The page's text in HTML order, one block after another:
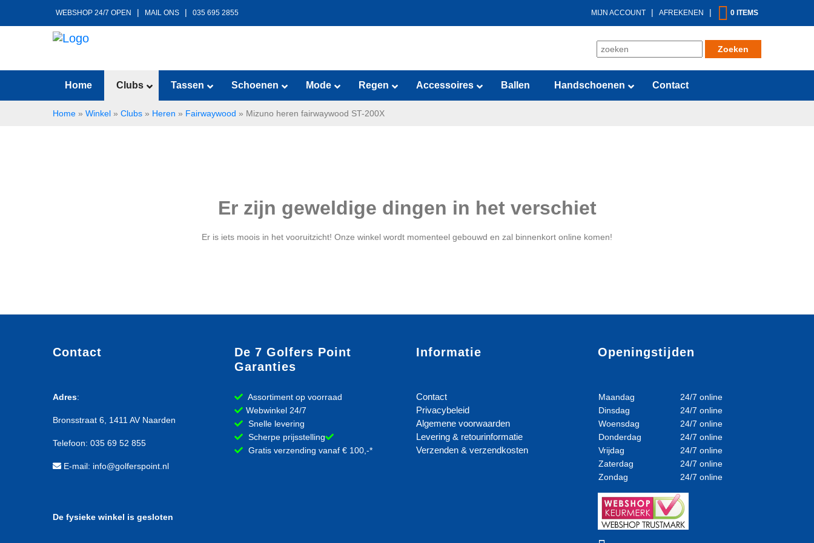
WEBSHOP 24/7 OPEN | MAIL ONS | 035 695 2855 MIJN ACCOUNT | AFREKENEN | 0 ITEMS
Home Clubs Tassen Schoenen Mode Regen Accessoires Ballen Handschoenen Contact
Home » Winkel » Clubs » Heren » Fairwaywood » Mizuno heren fairwaywood ST-200X
Er zijn geweldige dingen in het verschiet
Er is iets moois in het vooruitzicht! Onze winkel wordt momenteel gebouwd en zal binnenkort online komen!
Contact
Adres:
Bronsstraat 6, 1411 AV Naarden
Telefoon: 035 69 52 855
E-mail: info@golferspoint.nl
De fysieke winkel is gesloten
De 7 Golfers Point
Garanties
Assortiment op voorraad
Webwinkel 24/7
Snelle levering
Scherpe prijsstelling
Gratis verzending vanaf € 100,-*
Informatie
Contact
Privacybeleid
Algemene voorwaarden
Levering & retourinformatie
Verzenden & verzendkosten
Openingstijden
Maandag
24/7 online
Dinsdag
24/7 online
Woensdag
24/7 online
Donderdag
24/7 online
Vrijdag
24/7 online
Zaterdag
24/7 online
Zondag
24/7 online